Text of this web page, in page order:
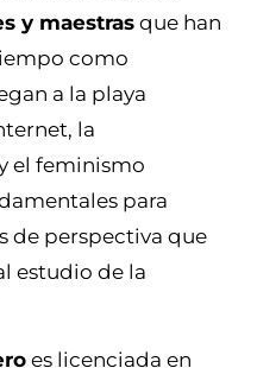
y maestras que han
como
a la playa
la
el feminismo
para
de perspectiva que
estudio de la
es licenciada en